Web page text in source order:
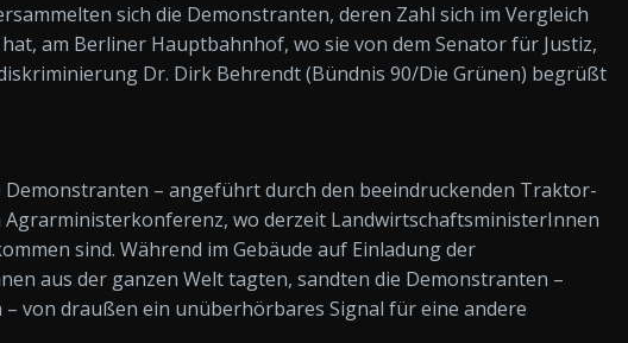
sich die Demonstranten, deren Zahl sich im Vergleich
am Berliner Hauptbahnhof, wo sie von dem Senator für Justiz,
Dr. Dirk Behrendt (Bündnis 90/Die Grünen) begrüßt
– angeführt durch den beeindruckenden Traktor-
wo derzeit LandwirtschaftsministerInnen
sind. Während im Gebäude auf Einladung der
aus der ganzen Welt tagten, sandten die Demonstranten –
von draußen ein unüberhörbares Signal für eine andere